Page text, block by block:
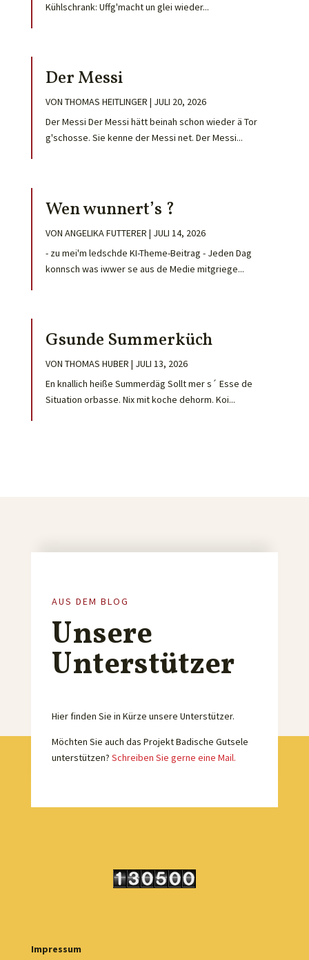
Kühlschrank: Uffg'macht un glei wieder...
Der Messi
VON THOMAS HEITLINGER | JULI 20, 2026
Der Messi Der Messi hätt beinah schon wieder ä Tor
g'schosse. Sie kenne der Messi net. Der Messi...
Wen wunnert’s ?
VON ANGELIKA FUTTERER | JULI 14, 2026
- zu mei'm ledschde KI-Theme-Beitrag - Jeden Dag
konnsch was iwwer se aus de Medie mitgriege...
Gsunde Summerküch
VON THOMAS HUBER | JULI 13, 2026
En knallich heiße Summerdäg Sollt mer s´ Esse de
Situation orbasse. Nix mit koche dehorm. Koi...
AUS DEM BLOG
Unsere
Unterstützer
Hier finden Sie in Kürze unsere Unterstützer.
Möchten Sie auch das Projekt Badische Gutsele
unterstützen? Schreiben Sie gerne eine Mail.
Impressum